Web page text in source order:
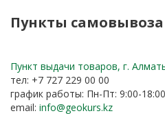
Пункты самовывоза
Пункт выдачи товаров, г.
тел: +7 727 229 00 00
график работы: Пн-Пт: 9:00-18:00
email: info@geokurs.kz